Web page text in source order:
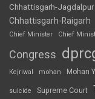
Chhattisgarh-Jagdalpur
Chhattisgarh-Raigarh
Chief Minister
Chief
Congress
Kejriwal mohan Mohan
suicide Supreme Court